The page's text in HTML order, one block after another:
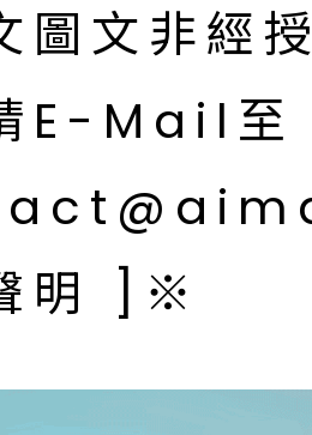
圖文非經
E-Mail至
明 ]※